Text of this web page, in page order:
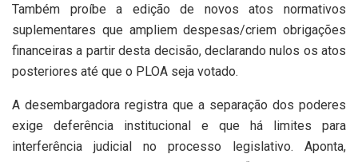
Também proíbe a edição de novos atos normativos
suplementares que ampliem despesas/criem obrigações
financeiras a partir desta decisão, declarando nulos os atos
posteriores até que o PLOA seja votado.
A desembargadora registra que a separação dos poderes
exige deferência institucional e que há limites para
interferência judicial no processo legislativo. Aponta,